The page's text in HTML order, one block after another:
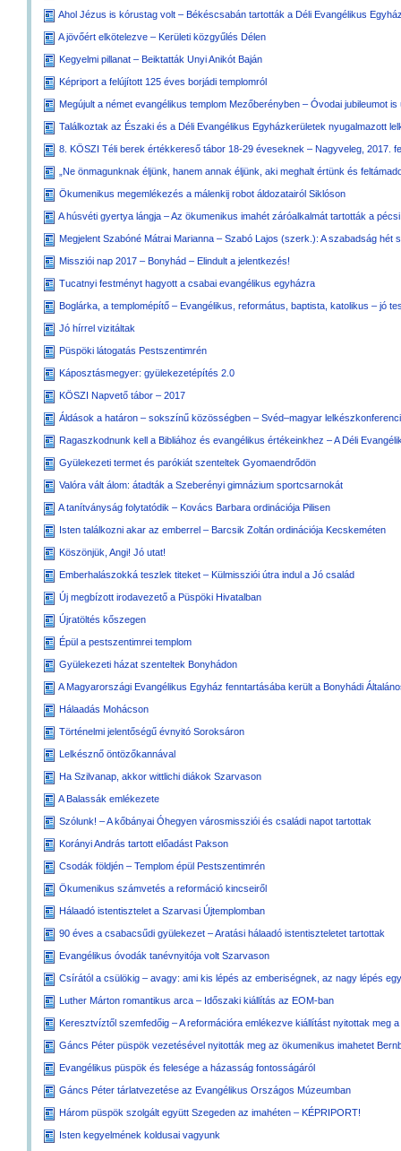
Ahol Jézus is kórustag volt – Békéscsabán tartották a Déli Evangélikus
A jövőért elkötelezve – Kerületi közgyűlés Délen
Kegyelmi pillanat – Beiktatták Unyi Anikót Baján
Képriport a felújított 125 éves borjádi templomról
Megújult a német evangélikus templom Mezőberényben – Óvodai jubileumot is
Találkoztak az Északi és a Déli Evangélikus Egyházkerületek nyugalmazott
8. KÖSZI Téli berek értékkereső tábor 18-29 éveseknek – Nagyveleg, 2017.
„Ne önmagunknak éljünk, hanem annak éljünk, aki meghalt értünk és
Ökumenikus megemlékezés a málenkij robot áldozatairól Siklóson
A húsvéti gyertya lángja – Az ökumenikus imahét záróalkalmát tartották a
Megjelent Szabóné Mátrai Marianna – Szabó Lajos (szerk.): A szabadság hét
Missziói nap 2017 – Bonyhád – Elindult a jelentkezés!
Tucatnyi festményt hagyott a csabai evangélikus egyházra
Boglárka, a templomépítő – Evangélikus, református, baptista, katolikus – jó
Jó hírrel vizitáltak
Püspöki látogatás Pestszentimrén
Káposztásmegyer: gyülekezetépítés 2.0
KÖSZI Napvető tábor – 2017
Áldások a határon – sokszínű közösségben – Svéd–magyar
Ragaszkodnunk kell a Bibliához és evangélikus értékeinkhez – A Déli
Gyülekezeti termet és parókiát szenteltek Gyomaendrődön
Valóra vált álom: átadták a Szeberényi gimnázium sportcsarnokát
A tanítványság folytatódik – Kovács Barbara ordinációja Pilisen
Isten találkozni akar az emberrel – Barcsik Zoltán ordinációja Kecskeméten
Köszönjük, Angi! Jó utat!
Emberhalászokká teszlek titeket – Külmissziói útra indul a Jó család
Új megbízott irodavezető a Püspöki Hivatalban
Újratöltés kőszegen
Épül a pestszentimrei templom
Gyülekezeti házat szenteltek Bonyhádon
A Magyarországi Evangélikus Egyház fenntartásába került a Bonyhádi
Hálaadás Mohácson
Történelmi jelentőségű évnyitó Soroksáron
Lelkésznő öntözőkannával
Ha Szilvanap, akkor wittlichi diákok Szarvason
A Balassák emlékezete
Szólunk! – A kőbányai Óhegyen városmissziói és családi napot tartottak
Korányi András tartott előadást Pakson
Csodák földjén – Templom épül Pestszentimrén
Ökumenikus számvetés a reformáció kincseiről
Hálaadó istentisztelet a Szarvasi Újtemplomban
90 éves a csabacsűdi gyülekezet – Aratási hálaadó istentiszteletet tartottak
Evangélikus óvodák tanévnyitója volt Szarvason
Csírától a csülökig – avagy: ami kis lépés az emberiségnek, az nagy lépés
Luther Márton romantikus arca – Időszaki kiállítás az EOM-ban
Keresztvíztől szemfedőig – A reformációra emlékezve kiállítást nyitottak meg
Gáncs Péter püspök vezetésével nyitották meg az ökumenikus imahetet
Evangélikus püspök és felesége a házasság fontosságáról
Gáncs Péter tárlatvezetése az Evangélikus Országos Múzeumban
Három püspök szolgált együtt Szegeden az imahéten – KÉPRIPORT!
Isten kegyelmének koldusai vagyunk